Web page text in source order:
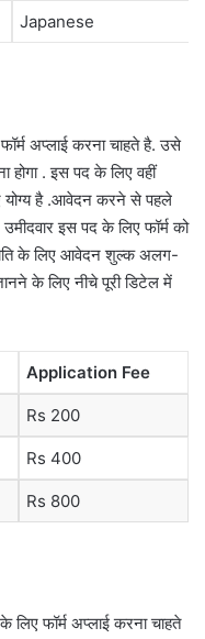
Japanese
अप्लाई करना चाहते है. उसे
. इस पद के लिए वहीं
योग्य है .आवेदन करने से पहले
इस पद के लिए फॉर्म को
के लिए आवेदन शुल्क अलग-
के लिए नीचे पूरी डिटेल में
Application Fee
Rs 200
Rs 400
Rs 800
फॉर्म अप्लाई करना चाहते